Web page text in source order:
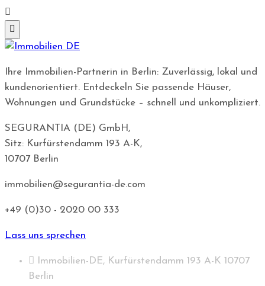
Ihre Immobilien-Partnerin in Berlin: Zuverlässig, lokal und
kundenorientiert. Entdeckeln Sie passende Häuser,
Wohnungen und Grundstücke – schnell und unkompliziert.
SEGURANTIA (DE) GmbH,
Sitz: Kurfürstendamm 193 A-K,
10707 Berlin
immobilien@segurantia-de.com
+49 (0)30 - 2020 00 333
Lass uns sprechen
Immobilien-DE, Kurfürstendamm 193 A-K 10707
Berlin